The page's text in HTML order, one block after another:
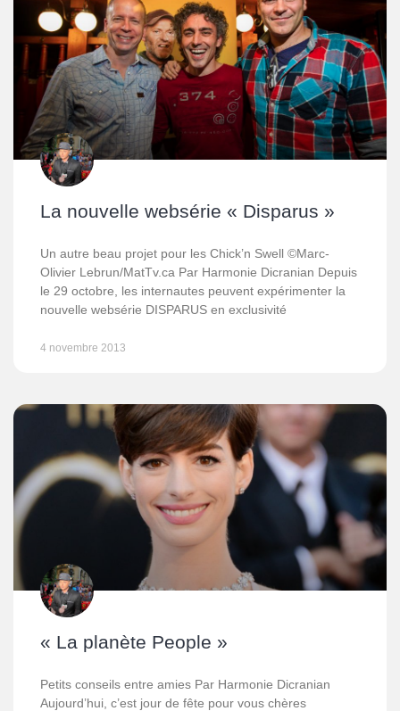
La nouvelle websérie « Disparus »
Un autre beau projet pour les Chick’n Swell ©Marc-
Olivier Lebrun/MatTv.ca Par Harmonie Dicranian Depuis
le 29 octobre, les internautes peuvent expérimenter la
nouvelle websérie DISPARUS en exclusivité
4 novembre 2013
« La planète People »
Petits conseils entre amies Par Harmonie Dicranian
Aujourd’hui, c’est jour de fête pour vous chères